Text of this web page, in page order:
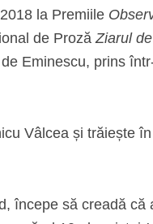
la Premiile
de Proză Ziarul
Eminescu, prins
Vâlcea și trăiește
începe să creadă că